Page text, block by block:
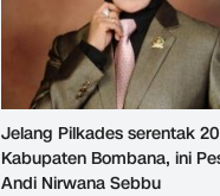
Jelang Pilkades serentak
Kabupaten Bombana, ini
Andi Nirwana Sebbu